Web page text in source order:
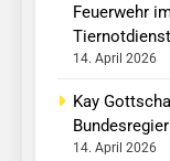
Feuerwehr
14. April 2026
Kay
14. April 2026